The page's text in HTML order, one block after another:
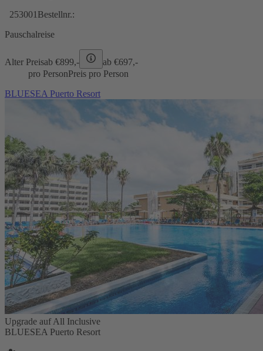
253001 Bestellnr.:
Pauschalreise
Alter Preisab €899,- ab €697,-
pro PersonPreis pro Person
BLUESEA Puerto Resort
Upgrade auf All Inclusive
BLUESEA Puerto Resort